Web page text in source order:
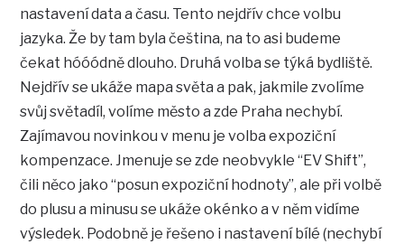
nastavení data a času. Tento nejdřív chce volbu
jazyka. Že by tam byla čeština, na to asi budeme
čekat hóóódně dlouho. Druhá volba se týká bydliště.
Nejdřív se ukáže mapa světa a pak, jakmile zvolíme
svůj světadíl, volíme město a zde Praha nechybí.
Zajímavou novinkou v menu je volba expoziční
kompenzace. Jmenuje se zde neobvykle “EV Shift”,
čili něco jako “posun expoziční hodnoty”, ale při volbě
do plusu a minusu se ukáže okénko a v něm vidíme
výsledek. Podobně je řešeno i nastavení bílé (nechybí